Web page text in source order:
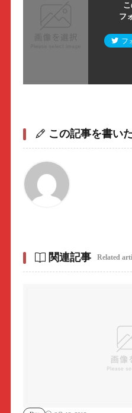
フ
フ
この記事を書い
関連記事 Related